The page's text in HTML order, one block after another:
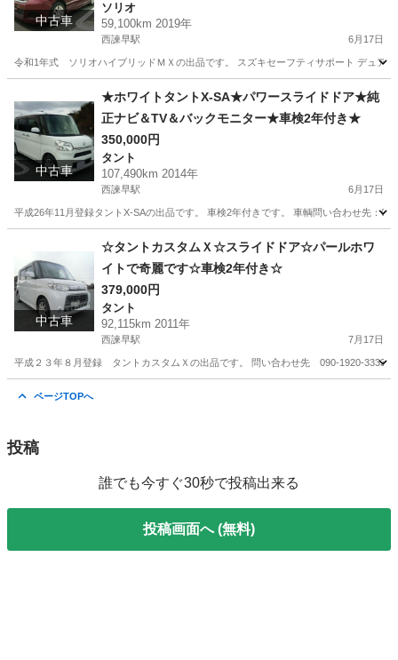
中古車
ソリオ
59,100km 2019年
西諫早駅 6月17日
令和1年式 ソリオハイブリッドＭＸの出品です。 スズキセーフティサポート デュア
西諫早駅 ソリオ スライドドア
中古車
★ホワイトタントX-SA★パワースライドドア★純
正ナビ＆TV＆バックモニター★車検2年付き★
350,000円
タント
107,490km 2014年
西諫早駅 6月17日
平成26年11月登録タントX-SAの出品です。 車検2年付きです。 車輌問い合わせ先：
西諫早駅 タント スライドドア
中古車
☆タントカスタムＸ☆スライドドア☆パールホワ
イトで奇麗です☆車検2年付き☆
379,000円
タント
92,115km 2011年
西諫早駅 7月17日
平成２３年８月登録 タントカスタムＸの出品です。 問い合わせ先 090-1920-3333
ページTOPへ
投稿
誰でも今すぐ30秒で投稿出来る
投稿画面へ (無料)